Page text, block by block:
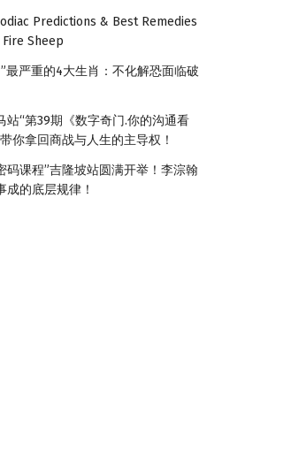
Zodiac Predictions & Best Remedies
Sheep
最严重的4大生肖：不化解恐面临破
站“第39期《数字奇门.你的沟通看
你拿回商战与人生的主导权！
码课程”吉隆坡站圆满开举！李淙翰
的底层规律！